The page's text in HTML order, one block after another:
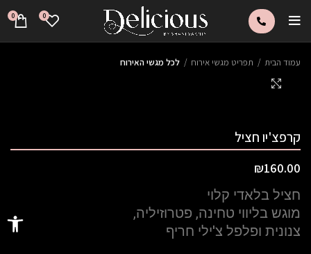
פתח
0
0
עמוד הבית תפריט מגשי אירוח
לכל מגשי האירוח
קרפצ'יו חציל
₪160.00
חציל בלאדי קלוי
מוגש בליווי טחינה, פטרוזיליה,
צנונית ופלפל צ'ילי חריף